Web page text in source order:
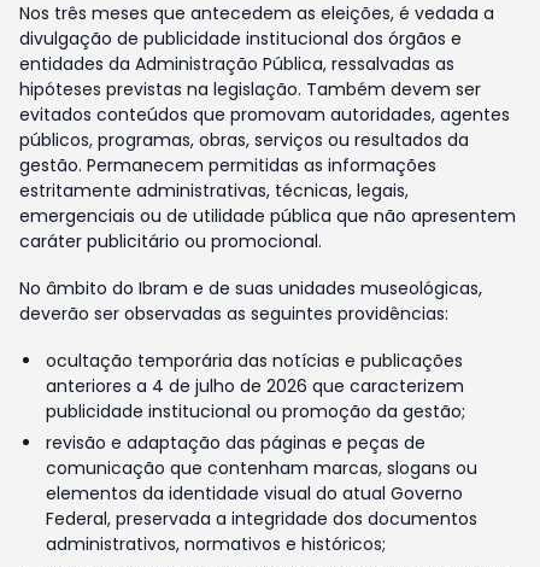
Nos três meses que antecedem as eleições, é vedada a
divulgação de publicidade institucional dos órgãos e
entidades da Administração Pública, ressalvadas as
hipóteses previstas na legislação. Também devem ser
evitados conteúdos que promovam autoridades, agentes
públicos, programas, obras, serviços ou resultados da
gestão. Permanecem permitidas as informações
estritamente administrativas, técnicas, legais,
emergenciais ou de utilidade pública que não apresentem
caráter publicitário ou promocional.
No âmbito do Ibram e de suas unidades museológicas,
deverão ser observadas as seguintes providências:
ocultação temporária das notícias e publicações
anteriores a 4 de julho de 2026 que caracterizem
publicidade institucional ou promoção da gestão;
revisão e adaptação das páginas e peças de
comunicação que contenham marcas, slogans ou
elementos da identidade visual do atual Governo
Federal, preservada a integridade dos documentos
administrativos, normativos e históricos;